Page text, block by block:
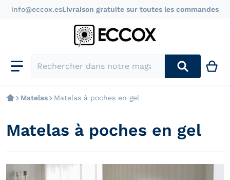
info@eccox.esLivraison gratuite sur toutes les commandes
Rechercher dans notre magasin
Matelas Matelas à poches en gel
products/colchon-muelle-ensacado-gel_8d213604-
Matelas à poches en gel